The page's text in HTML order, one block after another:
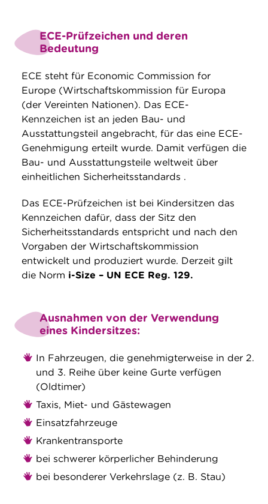
ECE-Prüfzeichen und deren
Bedeutung
ECE steht für Economic Commission for
Europe (Wirtschaftskommission für Europa
(der Vereinten Nationen). Das ECE-
Kennzeichen ist an jeden Bau- und
Ausstattungsteil angebracht, für das eine ECE-
Genehmigung erteilt wurde. Damit verfügen die
Bau- und Ausstattungsteile weltweit über
einheitlichen Sicherheitsstandards .
Das ECE-Prüfzeichen ist bei Kindersitzen das
Kennzeichen dafür, dass der Sitz den
Sicherheitsstandards entspricht und nach den
Vorgaben der Wirtschaftskommission
entwickelt und produziert wurde. Derzeit gilt
die Norm i-Size – UN ECE Reg. 129.
Ausnahmen von der Verwendung
eines Kindersitzes:
In Fahrzeugen, die genehmigterweise in der 2.
und 3. Reihe über keine Gurte verfügen
(Oldtimer)
Taxis, Miet- und Gästewagen
Einsatzfahrzeuge
Krankentransporte
bei schwerer körperlicher Behinderung
bei besonderer Verkehrslage (z. B. Stau)